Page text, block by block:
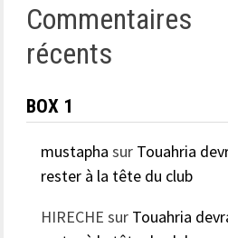
Commentaires
récents
BOX 1
mustapha sur Touahria
rester à la tête du club
HIRECHE sur Touahria